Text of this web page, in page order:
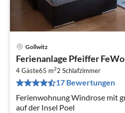
Gollwitz
Ferienanlage Pfeiffer
4 Gäste65 m22 Schlafzimmer
17 Bewertungen
Ferienwohnung Windrose mit
auf der Insel Poel